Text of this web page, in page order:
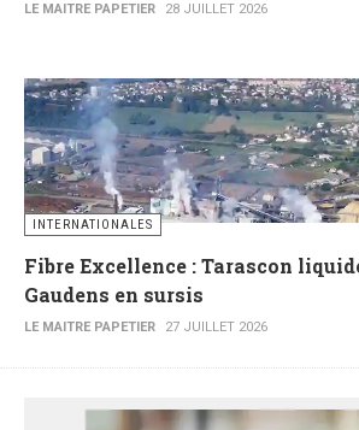
LE MAITRE PAPETIER 28 JUILLET 2026
INTERNATIONALES
Fibre Excellence : Tarascon
Gaudens en sursis
LE MAITRE PAPETIER 27 JUILLET 2026